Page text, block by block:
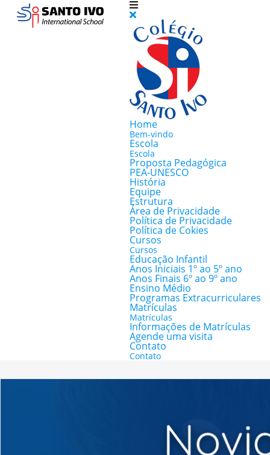
Home
Bem-vindo
Escola
Escola
Proposta Pedagógica
PEA-UNESCO
História
Equipe
Estrutura
Área de Privacidade
Política de Privacidade
Política de Cokies
Cursos
Cursos
Educação Infantil
Anos Iniciais 1º ao 5º ano
Anos Finais 6º ao 9º ano
Ensino Médio
Programas Extracurriculares
Matrículas
Matrículas
Informações de Matrículas
Agende uma visita
Contato
Contato